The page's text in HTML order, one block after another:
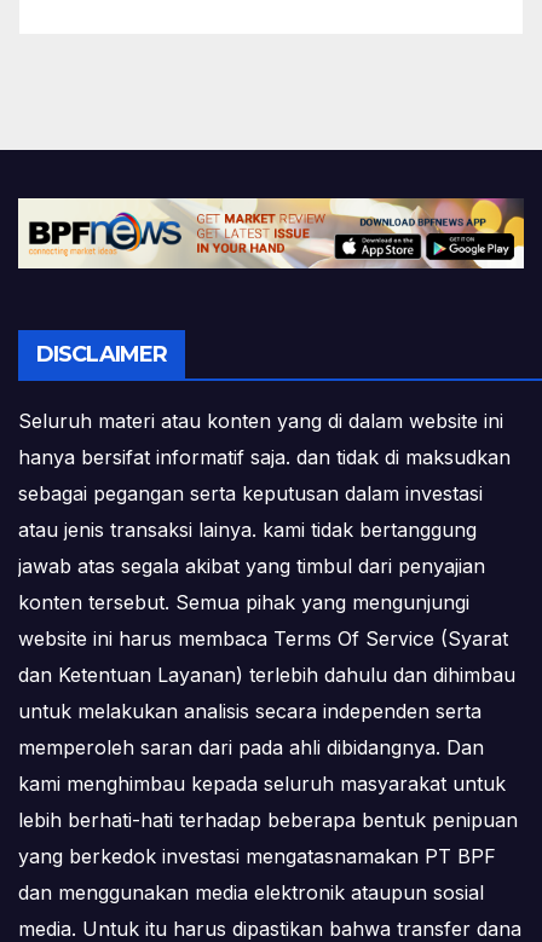
DISCLAIMER
Seluruh materi atau konten yang di dalam website ini
hanya bersifat informatif saja. dan tidak di maksudkan
sebagai pegangan serta keputusan dalam investasi
atau jenis transaksi lainya. kami tidak bertanggung
jawab atas segala akibat yang timbul dari penyajian
konten tersebut. Semua pihak yang mengunjungi
website ini harus membaca Terms Of Service (Syarat
dan Ketentuan Layanan) terlebih dahulu dan dihimbau
untuk melakukan analisis secara independen serta
memperoleh saran dari pada ahli dibidangnya. Dan
kami menghimbau kepada seluruh masyarakat untuk
lebih berhati-hati terhadap beberapa bentuk penipuan
yang berkedok investasi mengatasnamakan PT BPF
dan menggunakan media elektronik ataupun sosial
media. Untuk itu harus dipastikan bahwa transfer dana